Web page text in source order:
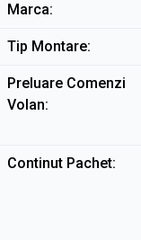
Marca
Tip Montare
Preluare Comenzi
Volan
Continut Pachet